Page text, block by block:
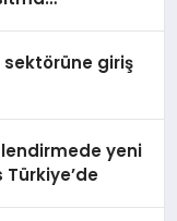
sektörüne giriş
yeni